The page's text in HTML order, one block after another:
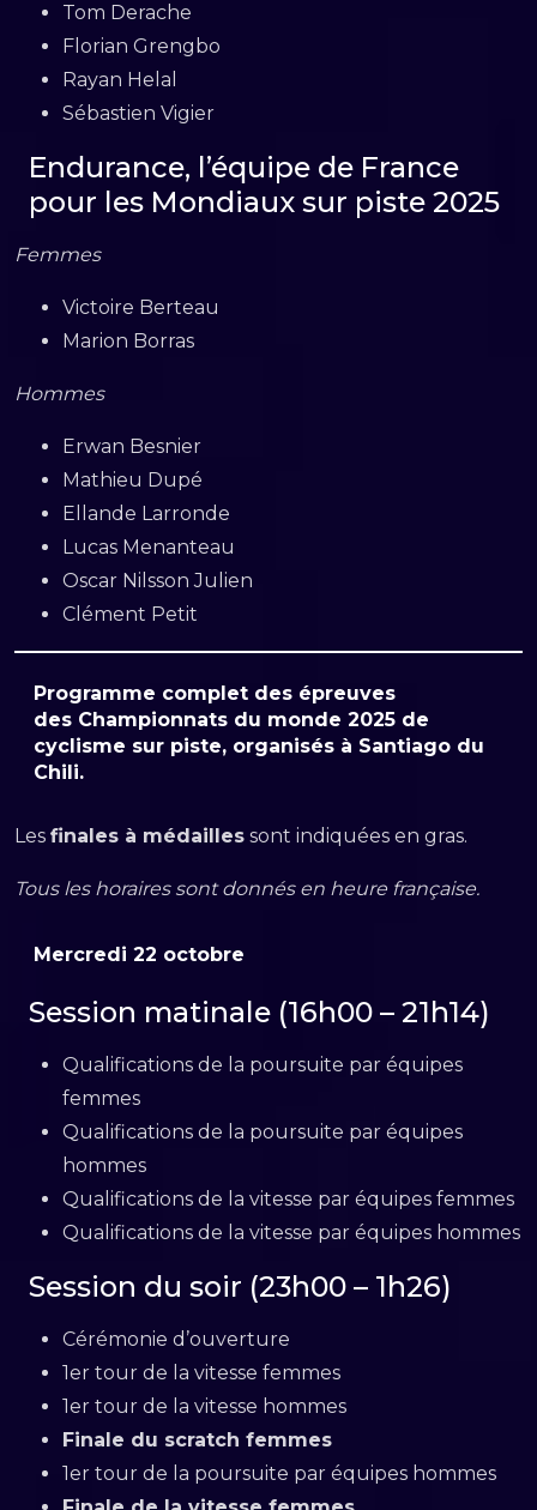
Tom Derache
Florian Grengbo
Rayan Helal
Sébastien Vigier
Endurance, l’équipe de France
pour les Mondiaux sur piste 2025
Femmes
Victoire Berteau
Marion Borras
Hommes
Erwan Besnier
Mathieu Dupé
Ellande Larronde
Lucas Menanteau
Oscar Nilsson Julien
Clément Petit
Programme complet des épreuves
des Championnats du monde 2025 de
cyclisme sur piste, organisés à Santiago du
Chili.
Les finales à médailles sont indiquées en gras.
Tous les horaires sont donnés en heure française.
Mercredi 22 octobre
Session matinale (16h00 – 21h14)
Qualifications de la poursuite par équipes
femmes
Qualifications de la poursuite par équipes
hommes
Qualifications de la vitesse par équipes femmes
Qualifications de la vitesse par équipes hommes
Session du soir (23h00 – 1h26)
Cérémonie d’ouverture
1er tour de la vitesse femmes
1er tour de la vitesse hommes
Finale du scratch femmes
1er tour de la poursuite par équipes hommes